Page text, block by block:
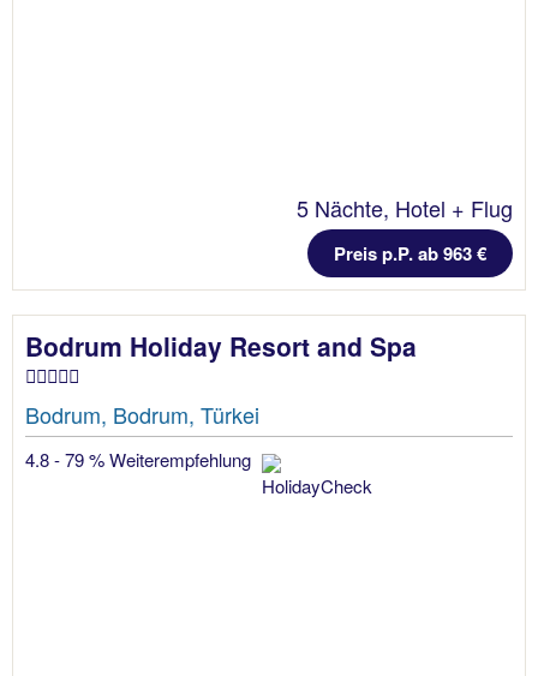
5 Nächte, Hotel + Flug
Preis p.P. ab 963 €
Bodrum Holiday Resort and Spa
Bodrum, Bodrum, Türkei
4.8 - 79 % Weiterempfehlung